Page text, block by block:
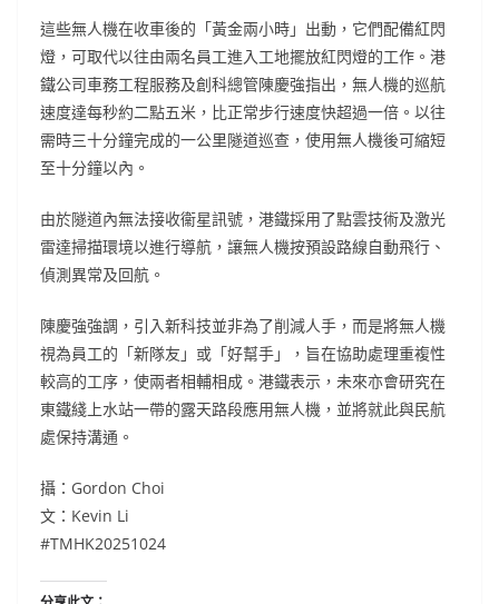
這些無人機在收車後的「黃金兩小時」出動，它們配備紅閃
燈，可取代以往由兩名員工進入工地擺放紅閃燈的工作。港
鐵公司車務工程服務及創科總管陳慶強指出，無人機的巡航
速度達每秒約二點五米，比正常步行速度快超過一倍。以往
需時三十分鐘完成的一公里隧道巡查，使用無人機後可縮短
至十分鐘以內。
由於隧道內無法接收衞星訊號，港鐵採用了點雲技術及激光
雷達掃描環境以進行導航，讓無人機按預設路線自動飛行、
偵測異常及回航。
陳慶強強調，引入新科技並非為了削減人手，而是將無人機
視為員工的「新隊友」或「好幫手」，旨在協助處理重複性
較高的工序，使兩者相輔相成。港鐵表示，未來亦會研究在
東鐵綫上水站一帶的露天路段應用無人機，並將就此與民航
處保持溝通。
攝：Gordon Choi
文：Kevin Li
#TMHK20251024